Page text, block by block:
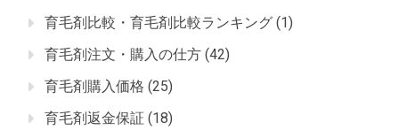
育毛剤比較・育毛剤比較ランキング (1)
育毛剤注文・購入の仕方 (42)
育毛剤購入価格 (25)
育毛剤返金保証 (18)